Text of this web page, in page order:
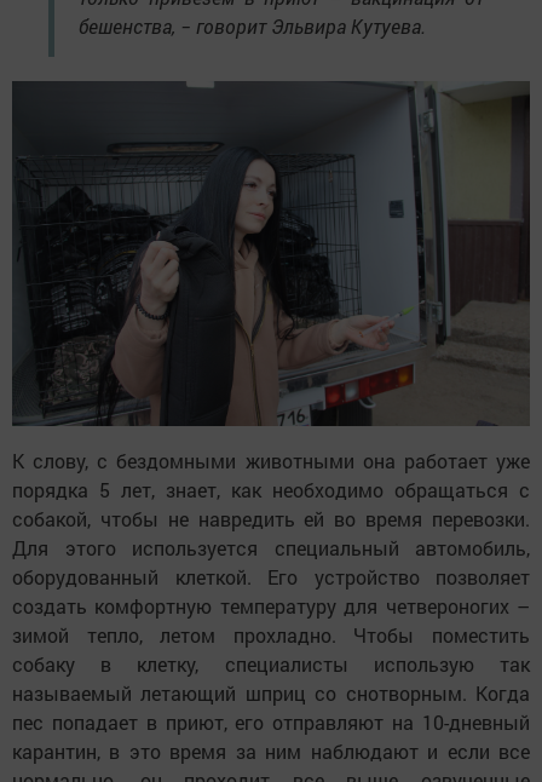
уже находятся в приюте, они были отловлены
несколько дней назад из-за агрессивного поведения,
которое объясняется тем, что собаки защищали свое
потомство, видели угрозу в каждом. После того, как
щенки будут отловлены, их пристроят в новые семьи, а
вот родители останутся в приюте уже навсегда.
− Согласно контракту будут проведены все
регламентированные процедуры, это
стерилизация, кастрация, чипирование, как
только привезем в приют – вакцинация от
бешенства, − говорит Эльвира Кутуева.